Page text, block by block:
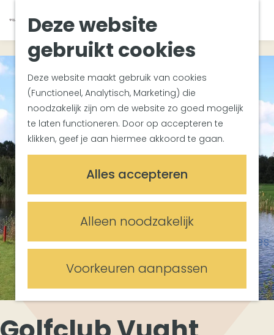
Deze website
gebruikt cookies
Deze website maakt gebruik van cookies
(Functioneel, Analytisch, Marketing) die
noodzakelijk zijn om de website zo goed mogelijk
te laten functioneren. Door op accepteren te
klikken, geef je aan hiermee akkoord te gaan.
Alles accepteren
Alleen noodzakelijk
Voorkeuren aanpassen
a
n
a
h
o
m
e
p
a
g
e
K
a
a
r
t
Z
o
e
k
e
n
M
e
u
Zuiderwaterlinie
Met groepen
Met kinderen
In de omgeving
Plan je bezoek
Bereikbaarheid
Overnachten
Plan op de kaart
Meetings & Events
Vergaderlocaties
Evenementenlocaties